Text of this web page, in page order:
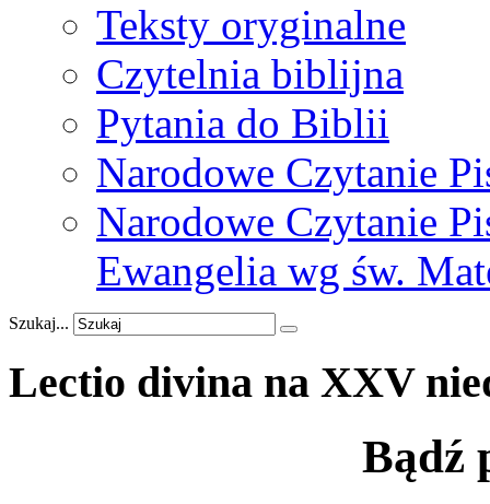
Teksty oryginalne
Czytelnia biblijna
Pytania do Biblii
Narodowe Czytanie
Narodowe Czytanie
Ewangelia wg św.
Szukaj...
Lectio divina na XXV
Bądź